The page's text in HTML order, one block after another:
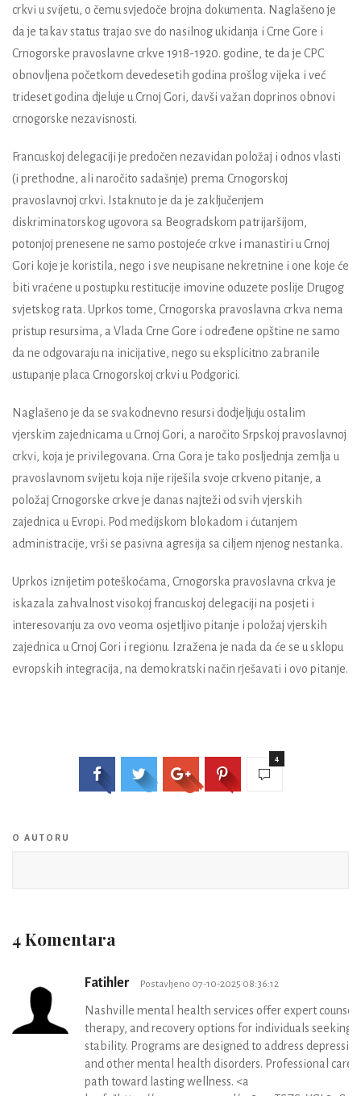
crkvi u svijetu, o čemu svjedoče brojna dokumenta. Naglašeno je
da je takav status trajao sve do nasilnog ukidanja i Crne Gore i
Crnogorske pravoslavne crkve 1918-1920. godine, te da je CPC
obnovljena početkom devedesetih godina prošlog vijeka i već
trideset godina djeluje u Crnoj Gori, davši važan doprinos obnovi
crnogorske nezavisnosti.
Francuskoj delegaciji je predočen nezavidan položaj i odnos vlasti
(i prethodne, ali naročito sadašnje) prema Crnogorskoj
pravoslavnoj crkvi. Istaknuto je da je zaključenjem
diskriminatorskog ugovora sa Beogradskom patrijaršijom,
potonjoj prenesene ne samo postojeće crkve i manastiri u Crnoj
Gori koje je koristila, nego i sve neupisane nekretnine i one koje će
biti vraćene u postupku restitucije imovine oduzete poslije Drugog
svjetskog rata. Uprkos tome, Crnogorska pravoslavna crkva nema
pristup resursima, a Vlada Crne Gore i određene opštine ne samo
da ne odgovaraju na inicijative, nego su eksplicitno zabranile
ustupanje placa Crnogorskoj crkvi u Podgorici.
Naglašeno je da se svakodnevno resursi dodjeljuju ostalim
vjerskim zajednicama u Crnoj Gori, a naročito Srpskoj pravoslavnoj
crkvi, koja je privilegovana. Crna Gora je tako posljednja zemlja u
pravoslavnom svijetu koja nije riješila svoje crkveno pitanje, a
položaj Crnogorske crkve je danas najteži od svih vjerskih
zajednica u Evropi. Pod medijskom blokadom i ćutanjem
administracije, vrši se pasivna agresija sa ciljem njenog nestanka.
Uprkos iznijetim poteškoćama, Crnogorska pravoslavna crkva je
iskazala zahvalnost visokoj francuskoj delegaciji na posjeti i
interesovanju za ovo veoma osjetljivo pitanje i položaj vjerskih
zajednica u Crnoj Gori i regionu. Izražena je nada da će se u sklopu
evropskih integracija, na demokratski način rješavati i ovo pitanje.
4
O AUTORU
4 Komentara
Fatihler Postavljeno 07-10-2025 08:36:12
Nashville mental health services offer expert
therapy, and recovery options for individuals seeking
stability. Programs are designed to address
and other mental health disorders. Professional care
path toward lasting wellness. <a